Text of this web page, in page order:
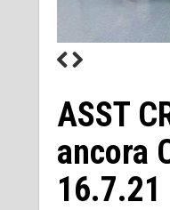
ASST
ancora
16.7.21